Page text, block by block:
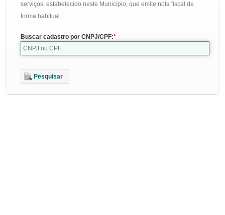
serviços, estabelecido neste Município, que emite nota fiscal de
forma habitual
Buscar cadastro por CNPJ/CPF:
Pesquisar